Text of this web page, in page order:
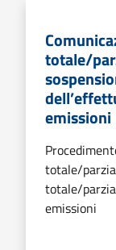
totale/
emissioni
totale/
totale/
emissioni